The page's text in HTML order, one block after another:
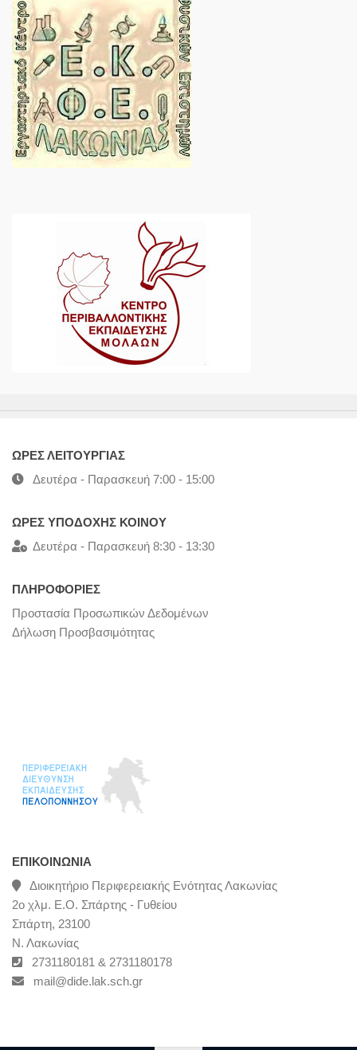
ΩΡΕΣ ΛΕΙΤΟΥΡΓΙΑΣ
Δευτέρα - Παρασκευή 7:00 - 15:00
ΩΡΕΣ ΥΠΟΔΟΧΗΣ ΚΟΙΝΟΥ
Δευτέρα - Παρασκευή 8:30 - 13:30
ΠΛΗΡΟΦΟΡΙΕΣ
Προστασία Προσωπικών Δεδομένων
Δήλωση Προσβασιμότητας
ΕΠΙΚΟΙΝΩΝΊΑ
Διοικητήριο Περιφερειακής Ενότητας Λακωνίας
2ο χλμ. Ε.Ο. Σπάρτης - Γυθείου
Σπάρτη, 23100
Ν. Λακωνίας
2731180181 & 2731180178
mail@dide.lak.sch.gr